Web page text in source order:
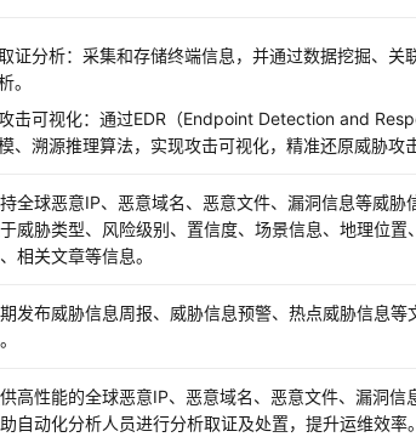
证分析：采集和存储终端信息，并通过数据挖掘、关
。
击可视化：通过EDR（Endpoint Detection and
、溯源推理算法，实现攻击可视化，精准还原威胁攻
全球恶意IP、恶意域名、恶意文件、漏洞信息等威
威胁类型、风险级别、置信度、场景信息、地理位
相关文章等信息。
发布威胁信息周报、威胁信息预警、热点威胁信息
高性能的全球恶意IP、恶意域名、恶意文件、漏洞信
自动化分析人员进行分析取证及处置，提升运维效率。